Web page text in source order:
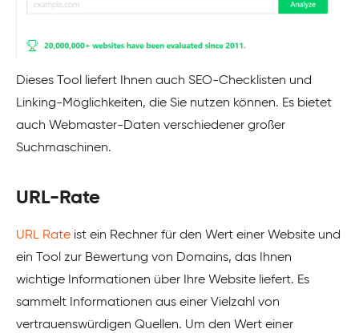
Dieses Tool liefert Ihnen auch SEO-Checklisten und
Linking-Möglichkeiten, die Sie nutzen können. Es bietet
auch Webmaster-Daten verschiedener großer
Suchmaschinen.
URL-Rate
URL Rate ist ein Rechner für den Wert einer Website und
ein Tool zur Bewertung von Domains, das Ihnen
wichtige Informationen über Ihre Website liefert. Es
sammelt Informationen aus einer Vielzahl von
vertrauenswürdigen Quellen. Um den Wert einer